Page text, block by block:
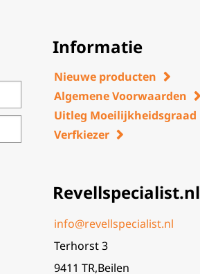
Informatie
Nieuwe producten
Algemene Voorwaarden
Uitleg Moeilijkheidsgraad
Verfkiezer
Revellspecialist.nl
info@revellspecialist.nl
Terhorst 3
9411 TR,Beilen